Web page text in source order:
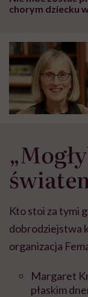
chorym dziecku
może chyba tylko
głupota i brak
wyobraźni"
Kto stoi za tymi
dobrodziejstwa
organizacja
Margaret
płaskim